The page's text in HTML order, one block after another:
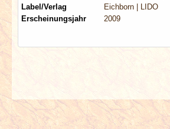
Label/Verlag
Eichborn | LIDO
Erscheinungsjahr
2009